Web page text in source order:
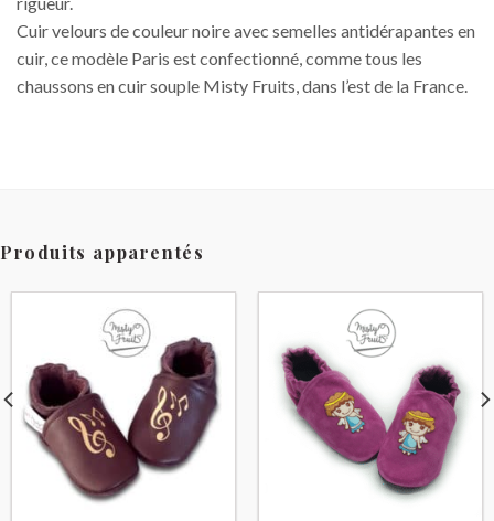
Cuir velours de couleur noire avec semelles antidérapantes en
cuir, ce modèle Paris est confectionné, comme tous les
chaussons en cuir souple Misty Fruits, dans l’est de la France.
Produits apparentés